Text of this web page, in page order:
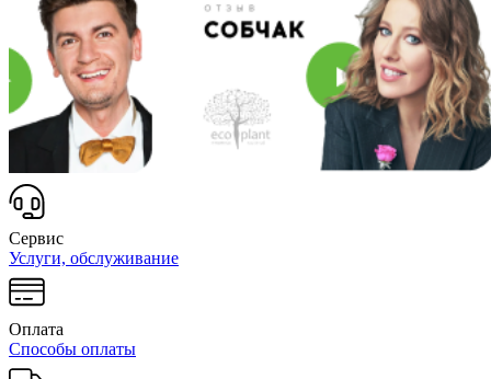
Сервис
Услуги, обслуживание
Оплата
Способы оплаты